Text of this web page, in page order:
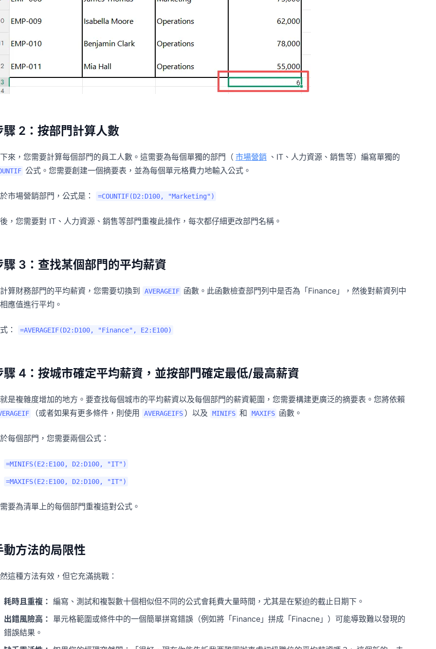
驟 2：按部門計算人數
來，您需要計算每個部門的員工人數。這需要為每個單獨的部門（ 市場營銷 、IT、人力資源、銷售等）編寫單獨的
公式。您需要創建一個摘要表，並為每個單元格費力地輸入公式。
市場營銷部門，公式是： =COUNTIF(D2:D100, "Marketing")
，您需要對 IT、人力資源、銷售等部門重複此操作，每次都仔細更改部門名稱。
驟 3：查找某個部門的平均薪資
算財務部門的平均薪資，您需要切換到 AVERAGEIF 函數。此函數檢查部門列中是否為「Finance」，然後對薪資列中
應值進行平均。
： =AVERAGEIF(D2:D100, "Finance", E2:E100)
驟 4：按城市確定平均薪資，並按部門確定最低/最高薪資
是複雜度增加的地方。要查找每個城市的平均薪資以及每個部門的薪資範圍，您需要構建更廣泛的摘要表。您將依賴
（或者如果有更多條件，則使用 AVERAGEIFS ）以及 MINIFS 和 MAXIFS 函數。
每個部門，您需要兩個公式：
=MINIFS(E2:E100, D2:D100, "IT")
=MAXIFS(E2:E100, D2:D100, "IT")
要為清單上的每個部門重複這對公式。
動方法的局限性
這種方法有效，但它充滿挑戰：
耗時且重複： 編寫、測試和複製數十個相似但不同的公式會耗費大量時間，尤其是在緊迫的截止日期下。
出錯風險高： 單元格範圍或條件中的一個簡單拼寫錯誤（例如將「Finance」拼成「Finacne」）可能導致難以發現的
錯誤結果。